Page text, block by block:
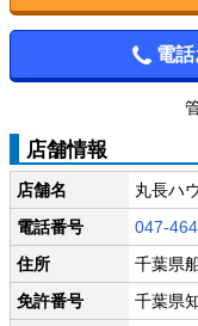
電話
店舗情報
店舗名
丸長ハ
電話番号
047-
住所
千葉県
免許番号
千葉県